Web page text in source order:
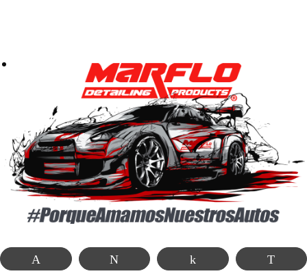
Tweet Share